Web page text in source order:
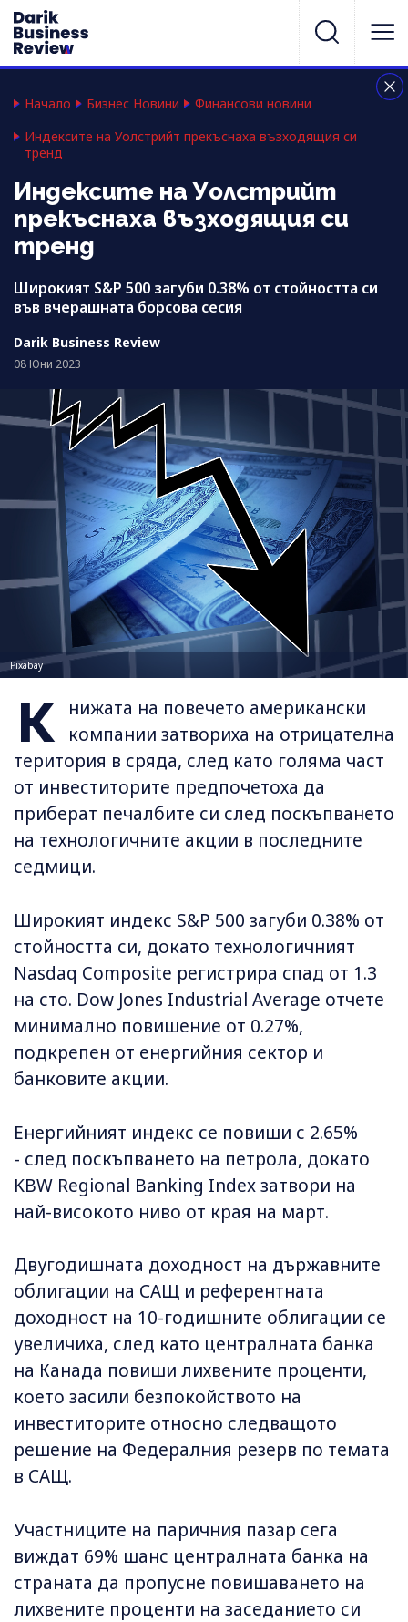
Начало Бизнес Новини
Финансови новини
Индексите на Уолстрийт прекъснаха възходящия си
тренд
Индексите на Уолстрийт
прекъснаха възходящия си
тренд
Широкият S&P 500 загуби 0.38% от стойността си
във вчерашната борсова сесия
Darik Business Review
08 Юни 2023
Pixabay
К
нижата на повечето американски
компании затвориха на отрицателна
територия в сряда, след като голяма част
от инвеститорите предпочетоха да
приберат печалбите си след поскъпването
на технологичните акции в последните
седмици.
Широкият индекс S&P 500 загуби 0.38% от
стойността си, докато технологичният
Nasdaq Composite регистрира спад от 1.3
на сто. Dow Jones Industrial Average отчете
минимално повишение от 0.27%,
подкрепен от енергийния сектор и
банковите акции.
Енергийният индекс се повиши с 2.65%
- след поскъпването на петрола, докато
KBW Regional Banking Index затвори на
най-високото ниво от края на март.
Двугодишната доходност на държавните
облигации на САЩ и референтната
доходност на 10-годишните облигации се
увеличиха, след като централната банка
на Канада повиши лихвените проценти,
което засили безпокойството на
инвеститорите относно следващото
решение на Федералния резерв по темата
в САЩ.
Участниците на паричния пазар сега
виждат 69% шанс централната банка на
страната да пропусне повишаването на
лихвените проценти на заседанието си